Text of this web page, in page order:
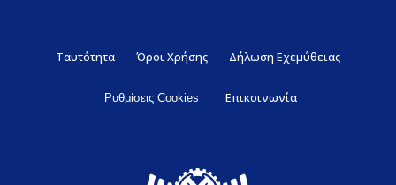
Ταυτότητα Όροι Χρήσης Δήλωση Εχεμύθειας
Ρυθμίσεις Cookies Επικοινωνία